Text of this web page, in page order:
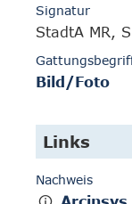
Signatur
StadtA MR,
Bild/Foto
Links
Nachweis